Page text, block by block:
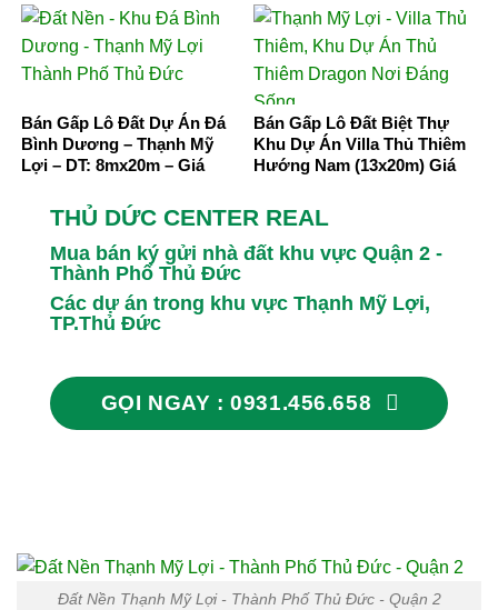
Bán Gấp Lô Đất Dự Án Đá
Bình Dương – Thạnh Mỹ
Lợi – DT: 8mx20m – Giá
Bán Gấp Lô Đất Biệt Thự
Khu Dự Án Villa Thủ Thiêm
Hướng Nam (13x20m) Giá
THỦ DỨC CENTER REAL
Mua bán ký gửi nhà đất khu vực Quận 2 -
Thành Phố Thủ Đức
Các dự án trong khu vực Thạnh Mỹ Lợi,
TP.Thủ Đức
GỌI NGAY : 0931.456.658
Đất Nền Thạnh Mỹ Lợi - Thành Phố Thủ Đức - Quận 2